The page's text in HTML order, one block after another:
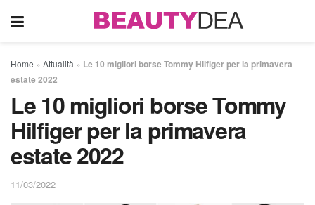
Home » Attualità » Le 10 migliori borse Tommy Hilfiger per la primavera
estate 2022
Le 10 migliori borse Tommy
Hilfiger per la primavera
estate 2022
11/03/2022